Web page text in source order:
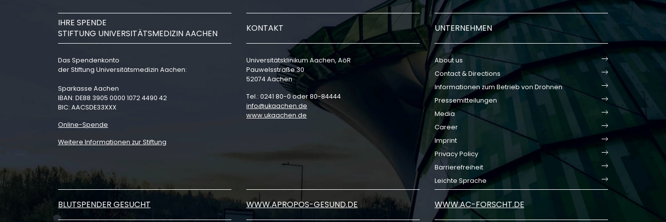
IHRE SPENDE
STIFTUNG UNIVERSITÄTSMEDIZIN AACHEN
Das Spendenkonto
der Stiftung Universitätsmedizin Aachen:
Sparkasse Aachen
IBAN: DE88 3905 0000 1072 4490 42
BIC: AACSDE33XXX
Online-Spende
Weitere Informationen zur Stiftung
KONTAKT
Universitätsklinikum Aachen, AöR
Pauwelsstraße 30
52074 Aachen
Tel.: 0241 80-0 oder 80-84444
info
ukaachen de
www.ukaachen.de
UNTERNEHMEN
About us
Contact & Directions
Informationen zum Betrieb von Drohnen
Pressemitteilungen
Media
Career
Imprint
Privacy Policy
Barrierefreiheit
Leichte Sprache
BLUTSPENDER GESUCHT WWW.APROPOS-GESUND.DE WWW.AC-FORSCHT.DE